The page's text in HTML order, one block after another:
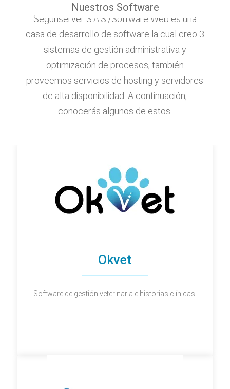
Nuestros Software
Seguriserver S.A.S./Software Web es una
casa de desarrollo de software la cual creo 3
sistemas de gestión administrativa y
optimización de procesos, también
proveemos servicios de hosting y servidores
de alta disponibilidad. A continuación,
conocerás algunos de estos.
Okvet
Software de gestión veterinaria e historias clínicas.